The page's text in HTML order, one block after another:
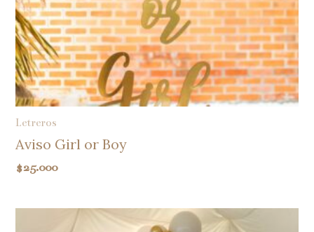
Letreros
Aviso Girl or Boy
$25.000